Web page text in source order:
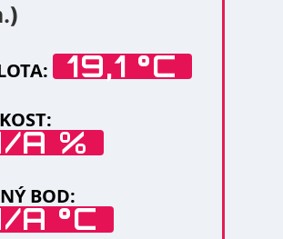
19,1 °C
A %
BOD:
A °C